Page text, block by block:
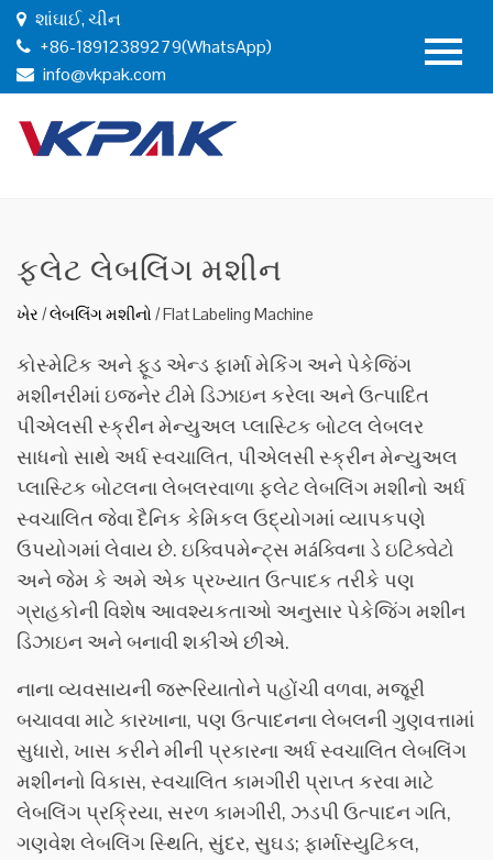
શાંઘાઈ, ચીન
+86-18912389279(WhatsApp)
info@vkpak.com
ફ્લેટ લેબલિંગ મશીન
ખેર /લેબલિંગ મશીનો /Flat Labeling Machine
કોસ્મેટિક અને ફૂડ એન્ડ ફાર્મા મેકિંગ અને પેકેજિંગ
મશીનરીમાં ઇજનેર ટીમે ડિઝાઇન કરેલા અને ઉત્પાદિત
પીએલસી સ્ક્રીન મેન્યુઅલ પ્લાસ્ટિક બોટલ લેબલર
સાધનો સાથે અર્ધ સ્વચાલિત, પીએલસી સ્ક્રીન મેન્યુઅલ
પ્લાસ્ટિક બોટલના લેબલરવાળા ફ્લેટ લેબલિંગ મશીનો અર્ધ
સ્વચાલિત જેવા દૈનિક કેમિકલ ઉદ્યોગમાં વ્યાપકપણે
ઉપયોગમાં લેવાય છે. ઇક્વિપમેન્ટ્સ મáક્વિના ડે ઇટિક્વેટો
અને જેમ કે અમે એક પ્રખ્યાત ઉત્પાદક તરીકે પણ
ગ્રાહકોની વિશેષ આવશ્યકતાઓ અનુસાર પેકેજિંગ મશીન
ડિઝાઇન અને બનાવી શકીએ છીએ.
નાના વ્યવસાયની જરૂરિયાતોને પહોંચી વળવા, મજૂરી
બચાવવા માટે કારખાના, પણ ઉત્પાદનના લેબલની ગુણવત્તામાં
સુધારો, ખાસ કરીને મીની પ્રકારના અર્ધ સ્વચાલિત લેબલિંગ
મશીનનો વિકાસ, સ્વચાલિત કામગીરી પ્રાપ્ત કરવા માટે
લેબલિંગ પ્રક્રિયા, સરળ કામગીરી, ઝડપી ઉત્પાદન ગતિ,
ગણવેશ લેબલિંગ સ્થિતિ, સુંદર, સુઘડ; ફાર્માસ્યુટિકલ,